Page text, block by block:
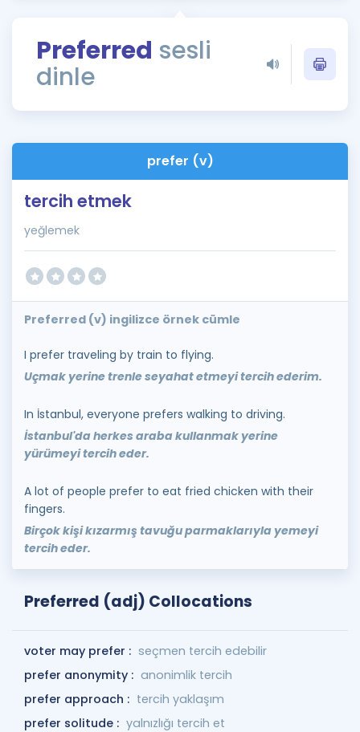
Rehberlik Aracı
ÖSYM Sınav Takvimi
İngilizce Gramer
Preferred sesli
dinle
prefer (v)
tercih etmek
yeğlemek
Preferred (v) ingilizce örnek cümle
I prefer traveling by train to flying.
Uçmak yerine trenle seyahat etmeyi tercih ederim.
In İstanbul, everyone prefers walking to driving.
İstanbul'da herkes araba kullanmak yerine
yürümeyi tercih eder.
A lot of people prefer to eat fried chicken with their
fingers.
Birçok kişi kızarmış tavuğu parmaklarıyla yemeyi
tercih eder.
Preferred (adj) Collocations
voter may prefer : seçmen tercih edebilir
prefer anonymity : anonimlik tercih
prefer approach : tercih yaklaşım
prefer solitude : yalnızlığı tercih et